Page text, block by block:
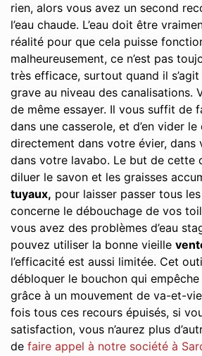
rien, alors vous avez un second
l’eau chaude. L’eau doit être
réalité pour que cela puisse
malheureusement, ce n’est pas
très efficace, surtout quand il s’agit
grave au niveau des canalisations.
de même essayer. Il vous suffit de
dans une casserole, et d’en vider le
directement dans votre évier, dans
dans votre lavabo. Le but de cette
diluer le savon et les graisses
tuyaux, pour laisser passer tous
concerne le débouchage de vos
vous avez des problèmes d’eau
pouvez utiliser la bonne vieille
l’efficacité est aussi limitée. Cet
débloquer le bouchon qui empêche
grâce à un mouvement de va-et-
fois tous ces recours épuisés, si
satisfaction, vous n’aurez plus
de faire appel à notre société à